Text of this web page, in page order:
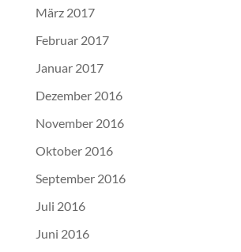
März 2017
Februar 2017
Januar 2017
Dezember 2016
November 2016
Oktober 2016
September 2016
Juli 2016
Juni 2016